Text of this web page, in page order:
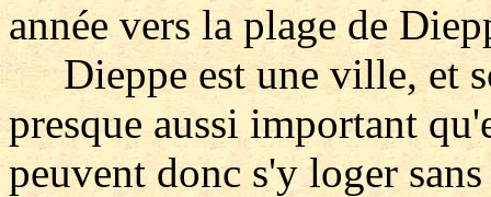
année vers la plage de
Dieppe est une ville, et
presque aussi important
peuvent donc s'y loger